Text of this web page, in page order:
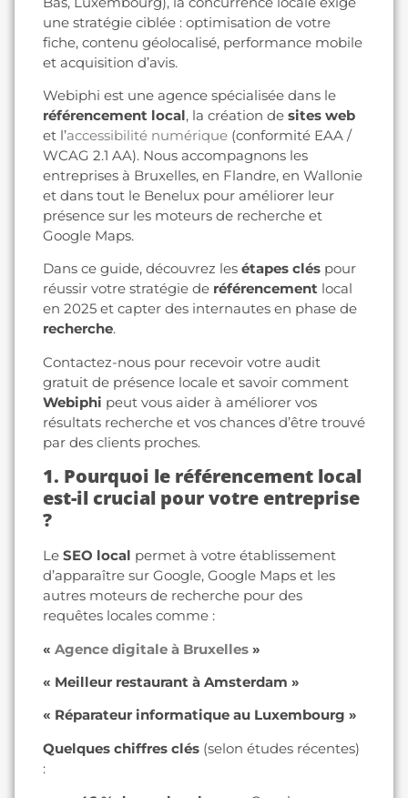
une stratégie ciblée : optimisation de votre
fiche, contenu géolocalisé, performance mobile
et acquisition d’avis.
Webiphi est une agence spécialisée dans le
référencement local, la création de sites web
et l’accessibilité numérique (conformité EAA /
WCAG 2.1 AA). Nous accompagnons les
entreprises à Bruxelles, en Flandre, en Wallonie
et dans tout le Benelux pour améliorer leur
présence sur les moteurs de recherche et
Google Maps.
Dans ce guide, découvrez les étapes clés pour
réussir votre stratégie de référencement local
en 2025 et capter des internautes en phase de
recherche.
Contactez-nous pour recevoir votre audit
gratuit de présence locale et savoir comment
Webiphi peut vous aider à améliorer vos
résultats recherche et vos chances d’être trouvé
par des clients proches.
1. Pourquoi le référencement local
est-il crucial pour votre entreprise
?
Le SEO local permet à votre établissement
d’apparaître sur Google, Google Maps et les
autres moteurs de recherche pour des
requêtes locales comme :
« Agence digitale à Bruxelles »
« Meilleur restaurant à Amsterdam »
« Réparateur informatique au Luxembourg »
Quelques chiffres clés (selon études récentes)
: